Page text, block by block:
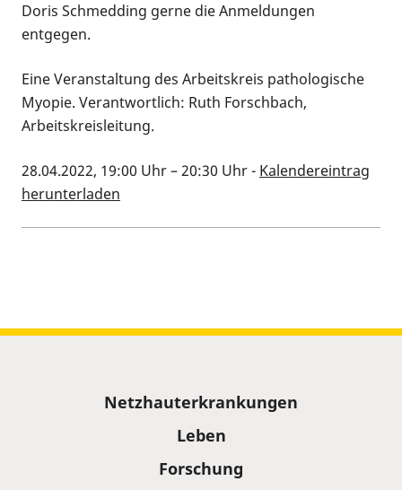
Doris Schmedding gerne die Anmeldungen
entgegen.
Eine Veranstaltung des Arbeitskreis pathologische
Myopie. Verantwortlich: Ruth Forschbach,
Arbeitskreisleitung.
28.04.2022, 19:00 Uhr–20:30 Uhr- Kalendereintrag
herunterladen
Netzhauterkrankungen
Leben
Forschung